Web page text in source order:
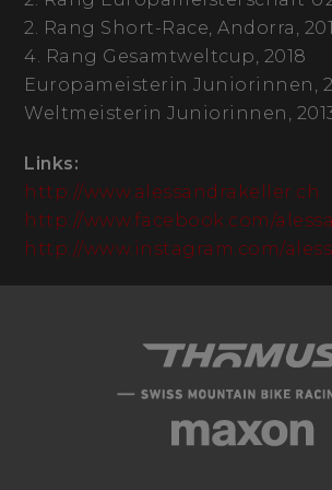
2. Rang Short-Race, Andorra,
4. Rang Gesamtweltcup, 2018
Europameisterin Juniorinnen,
Weltmeisterin Juniorinnen,
Links:
http://www.alessandrakeller.ch
http://www.facebook.com/
http://www.instagram.com/